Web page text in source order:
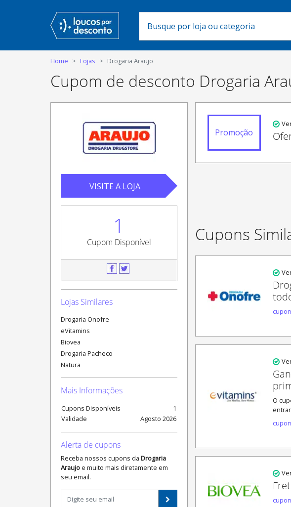
Home Lojas Drogaria Araujo
Cupom de desconto Drogaria
VISITE A LOJA
1
Cupom Disponível
Lojas Similares
Drogaria Onofre
eVitamins
Biovea
Drogaria Pacheco
Natura
Mais Informações
Cupons Disponíveis
1
Validade
Agosto 2026
Alerta de cupons
Receba nossos cupons da Drogaria
Araujo e muito mais diretamente em
seu email.
Promoção
Cupons
O